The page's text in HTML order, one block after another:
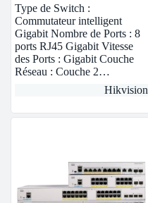
Type de Switch :
Commutateur intelligent
Gigabit Nombre de Ports : 8
ports RJ45 Gigabit Vitesse
des Ports : Gigabit Couche
Réseau : Couche 2…
Hikvision